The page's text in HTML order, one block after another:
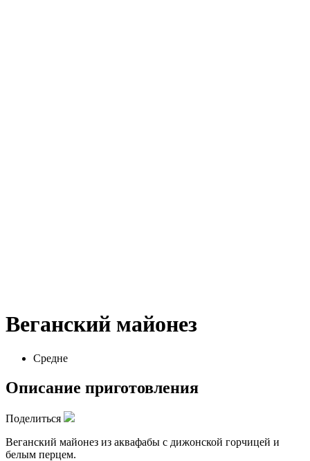
Веганский майонез
Средне
Описание приготовления
Поделиться
Веганский майонез из аквафабы с дижонской горчицей и
белым перцем.